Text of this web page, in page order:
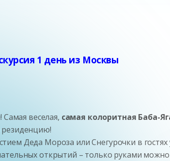
1 день из Москвы
веселая, самая колоритная Баба-
резиденцию!
Деда Мороза или Снегурочки в гостях
открытий – только руками